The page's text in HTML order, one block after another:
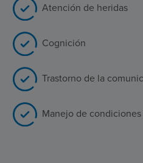
Atención de heridas
Cognición
Trastorno de la
Manejo de